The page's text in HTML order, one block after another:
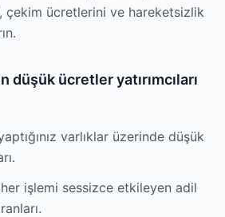
çekim ücretlerini ve hareketsizlik
düşük ücretler yatırımcıları
varlıklar üzerinde düşük
işlemi sessizce etkileyen adil